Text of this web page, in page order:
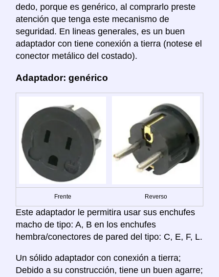
dedo, porque es genérico, al comprarlo preste
atención que tenga este mecanismo de
seguridad. En lineas generales, es un buen
adaptador con tiene conexión a tierra (notese el
conector metálico del costado).
Adaptador: genérico
Frente Reverso
Este adaptador le permitira usar sus enchufes
macho de tipo: A, B en los enchufes
hembra/conectores de pared del tipo: C, E, F, L.
Un sólido adaptador con conexión a tierra;
Debido a su construcción, tiene un buen agarre;